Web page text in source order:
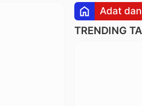
home Adat
TRENDING